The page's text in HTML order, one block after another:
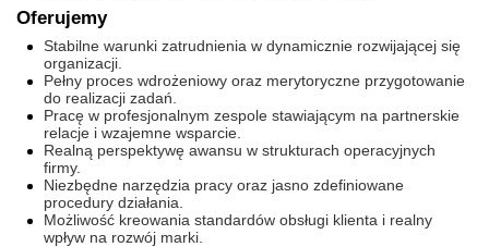
Oferujemy
Stabilne warunki zatrudnienia w dynamicznie rozwijającej się
organizacji.
Pełny proces wdrożeniowy oraz merytoryczne przygotowanie
do realizacji zadań.
Pracę w profesjonalnym zespole stawiającym na partnerskie
relacje i wzajemne wsparcie.
Realną perspektywę awansu w strukturach operacyjnych
firmy.
Niezbędne narzędzia pracy oraz jasno zdefiniowane
procedury działania.
Możliwość kreowania standardów obsługi klienta i realny
wpływ na rozwój marki.